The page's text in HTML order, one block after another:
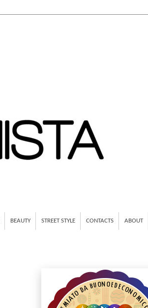
BEAUTY STREET STYLE CONTACTS ABOUT